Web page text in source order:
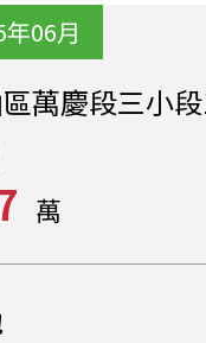
年06月
萬慶段三小
萬